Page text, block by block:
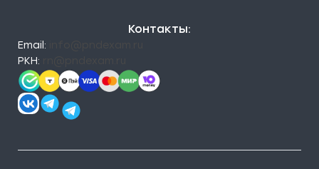
Контакты:
Email:
РКН: